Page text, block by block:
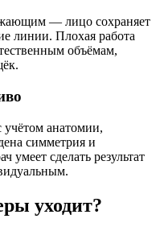
— лицо сохраняет
линии. Плохая работа
объёмам,
анатомии,
симметрия и
сделать результат
уходит?